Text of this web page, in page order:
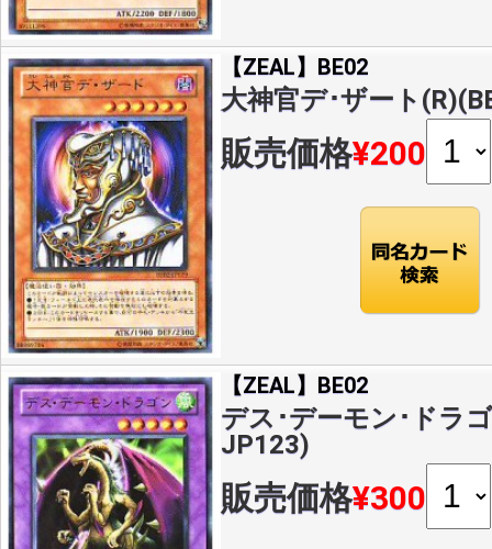
【ZEAL】BE02
大神官デ･ザート
販売価格¥200
【ZEAL】BE02
デス･デーモン･ドラ
JP123)
販売価格¥300